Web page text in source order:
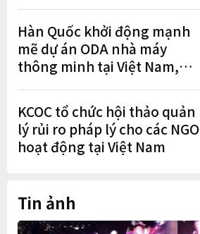
Hàn Quốc khởi động mạnh
mẽ dự án ODA nhà máy
thông minh tại Việt Nam,
KCOC tổ chức hội thảo quản
lý rủi ro pháp lý cho các NGO
hoạt động tại Việt Nam
Tin ảnh